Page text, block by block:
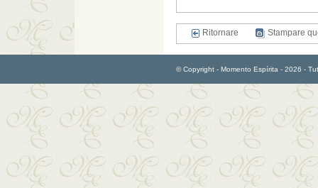
Ritornare Stampare
© Copyright - Momento Espírita - 2026 -